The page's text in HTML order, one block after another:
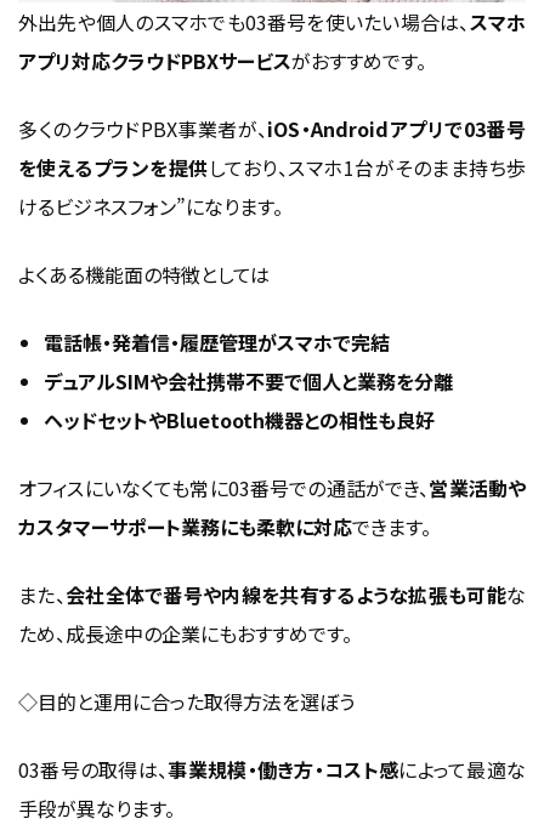
外出先や個人のスマホでも03番号を使いたい場合は、スマホ
アプリ対応クラウドPBXサービスがおすすめです。
多くのクラウドPBX事業者が、iOS・Androidアプリで03番号
を使えるプランを提供しており、スマホ1台がそのまま持ち歩
けるビジネスフォン”になります。
よくある機能面の特徴としては
電話帳・発着信・履歴管理がスマホで完結
デュアルSIMや会社携帯不要で個人と業務を分離
ヘッドセットやBluetooth機器との相性も良好
オフィスにいなくても常に03番号での通話ができ、営業活動や
カスタマーサポート業務にも柔軟に対応できます。
また、会社全体で番号や内線を共有するような拡張も可能な
ため、成長途中の企業にもおすすめです。
◇目的と運用に合った取得方法を選ぼう
03番号の取得は、事業規模・働き方・コスト感によって最適な
手段が異なります。